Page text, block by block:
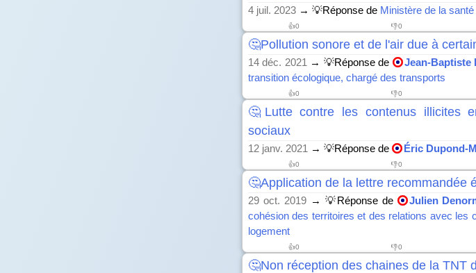
4 juil. 2023→ 💡Réponse de Ministère de la
👍0 👎0
🤔Pollution sonore et de l'air due à
14 déc. 2021 → 💡Réponse de Jean-Baptiste
transition écologique, chargé des transports
👍0 👎0
🤔Lutte contre les contenus illicites
sociaux
12 janv. 2021 → 💡Réponse de Éric Dupond-
👍0 👎0
🤔Application de la lettre recommandée
29 oct. 2019→ 💡Réponse de Julien
cohésion des territoires et des relations avec les
logement
👍0 👎0
🤔Non réception des chaines de la TNT